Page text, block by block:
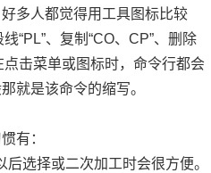
多人都觉得用工具图标比较
线“PL”、复制“CO、CP”、删除
击菜单或图标时，命令行都会
就是该命令的缩写。
有：
选择或二次加工时会很方便。